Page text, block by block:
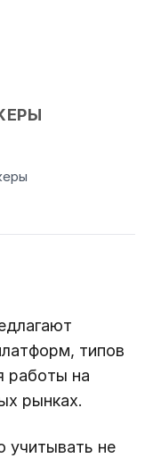
типов
работы на
рынках.
учитывать не